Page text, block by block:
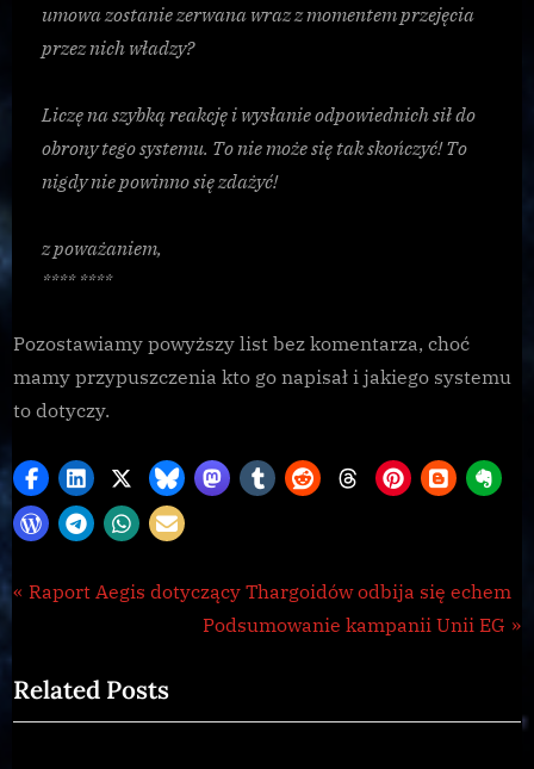
umowa zostanie zerwana wraz z momentem przejęcia
przez nich władzy?
Liczę na szybką reakcję i wysłanie odpowiednich sił do
obrony tego systemu. To nie może się tak skończyć! To
nigdy nie powinno się zdażyć!
z poważaniem,
**** ****
Pozostawiamy powyższy list bez komentarza, choć
mamy przypuszczenia kto go napisał i jakiego systemu
to dotyczy.
Wiadomości
Nawigacja
P
v
i
Raport Aegis dotyczący Thargoidów odbija się echem
N
t
Podsumowanie kampanii Unii EG
Related Posts